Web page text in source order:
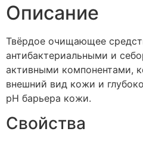
Описание
Твёрдое очищающее
антибактериальными и
активными компонентами,
внешний вид кожи и
pH барьера кожи.
Свойства